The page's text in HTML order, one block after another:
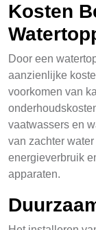
Kosten
Door een
aanzienlijke
voorkomen van
vaatwassers en
van zachter
energieverbruik
apparaten.